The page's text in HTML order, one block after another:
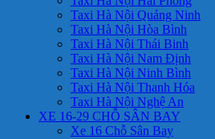
Taxi Hà Nội Quảng Ninh
Taxi Hà Nội Hòa Bình
Taxi Hà Nội Thái Binh
Taxi Hà Nội Nam Định
Taxi Hà Nội Ninh Bình
Taxi Hà Nội Thanh Hóa
Taxi Hà Nội Nghệ An
XE 16-29 CHỖ SÂN BAY
Xe 16 Chỗ Sân Bay